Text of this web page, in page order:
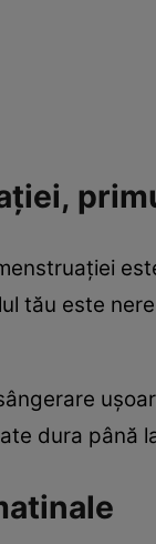
tău este
dura până